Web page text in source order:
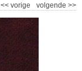
volgende >>
<< vorige